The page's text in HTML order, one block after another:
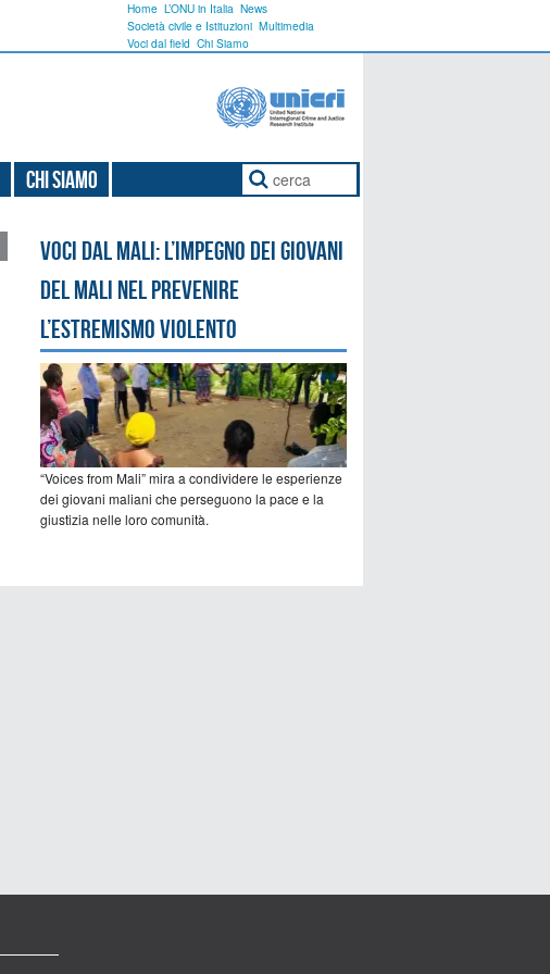
Home L’ONU in Italia News
Società civile e Istituzioni Multimedia
Voci dal field Chi Siamo
Chi Siamo
Voci dal Mali: l’impegno dei giovani
del Mali nel prevenire
l’estremismo violento
“Voices from Mali” mira a condividere le esperienze
dei giovani maliani che perseguono la pace e la
giustizia nelle loro comunità.